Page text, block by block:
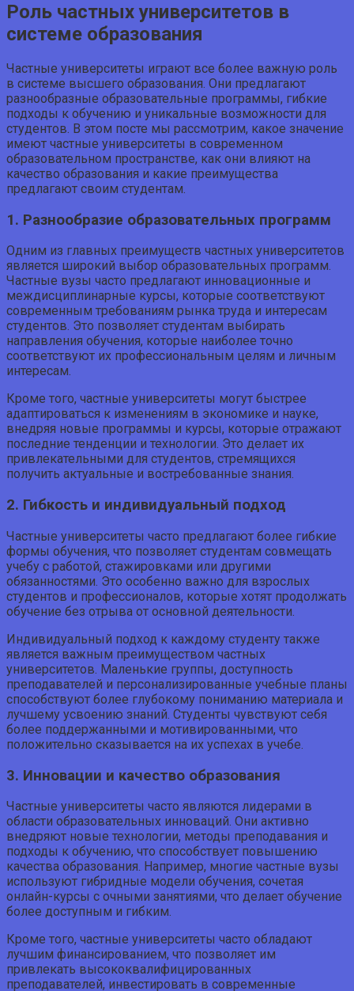
Роль частных университетов в
системе образования
Частные университеты играют все более важную роль
в системе высшего образования. Они предлагают
разнообразные образовательные программы, гибкие
подходы к обучению и уникальные возможности для
студентов. В этом посте мы рассмотрим, какое значение
имеют частные университеты в современном
образовательном пространстве, как они влияют на
качество образования и какие преимущества
предлагают своим студентам.
1. Разнообразие образовательных программ
Одним из главных преимуществ частных университетов
является широкий выбор образовательных программ.
Частные вузы часто предлагают инновационные и
междисциплинарные курсы, которые соответствуют
современным требованиям рынка труда и интересам
студентов. Это позволяет студентам выбирать
направления обучения, которые наиболее точно
соответствуют их профессиональным целям и личным
интересам.
Кроме того, частные университеты могут быстрее
адаптироваться к изменениям в экономике и науке,
внедряя новые программы и курсы, которые отражают
последние тенденции и технологии. Это делает их
привлекательными для студентов, стремящихся
получить актуальные и востребованные знания.
2. Гибкость и индивидуальный подход
Частные университеты часто предлагают более гибкие
формы обучения, что позволяет студентам совмещать
учебу с работой, стажировками или другими
обязанностями. Это особенно важно для взрослых
студентов и профессионалов, которые хотят продолжать
обучение без отрыва от основной деятельности.
Индивидуальный подход к каждому студенту также
является важным преимуществом частных
университетов. Маленькие группы, доступность
преподавателей и персонализированные учебные планы
способствуют более глубокому пониманию материала и
лучшему усвоению знаний. Студенты чувствуют себя
более поддержанными и мотивированными, что
положительно сказывается на их успехах в учебе.
3. Инновации и качество образования
Частные университеты часто являются лидерами в
области образовательных инноваций. Они активно
внедряют новые технологии, методы преподавания и
подходы к обучению, что способствует повышению
качества образования. Например, многие частные вузы
используют гибридные модели обучения, сочетая
онлайн-курсы с очными занятиями, что делает обучение
более доступным и гибким.
Кроме того, частные университеты часто обладают
лучшим финансированием, что позволяет им
привлекать высококвалифицированных
преподавателей, инвестировать в современные